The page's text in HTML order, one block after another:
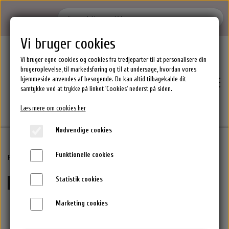
Hjem
Forside Maria Nila Hårprodukter. Maria Nila Head And Hair Heal Shampoo 350 ml
15%-25% rabat ved køb af flere MN varer
Vi bruger cookies
Vi bruger egne cookies og cookies fra tredjeparter til at personalisere din
brugeroplevelse, til markedsføring og til at undersøge, hvordan vores
hjemmeside anvendes af besøgende. Du kan altid tilbagekalde dit
samtykke ved at trykke på linket 'Cookies' nederst på siden.
Læs mere om cookies her
Nødvendige cookies
Funktionelle cookies
Statistik cookies
Marketing cookies